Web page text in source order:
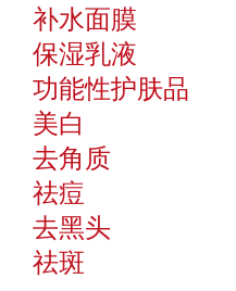
补水面膜
保湿乳液
功能性护肤品
美白
去角质
祛痘
去黑头
祛斑